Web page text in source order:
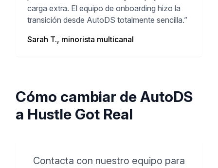
carga extra. El equipo de onboarding hizo la
transición desde AutoDS totalmente sencilla.”
Sarah T., minorista multicanal
Cómo cambiar de AutoDS
a Hustle Got Real
Contacta con nuestro equipo para